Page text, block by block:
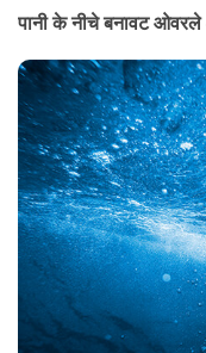
पानी के नीचे बनावट